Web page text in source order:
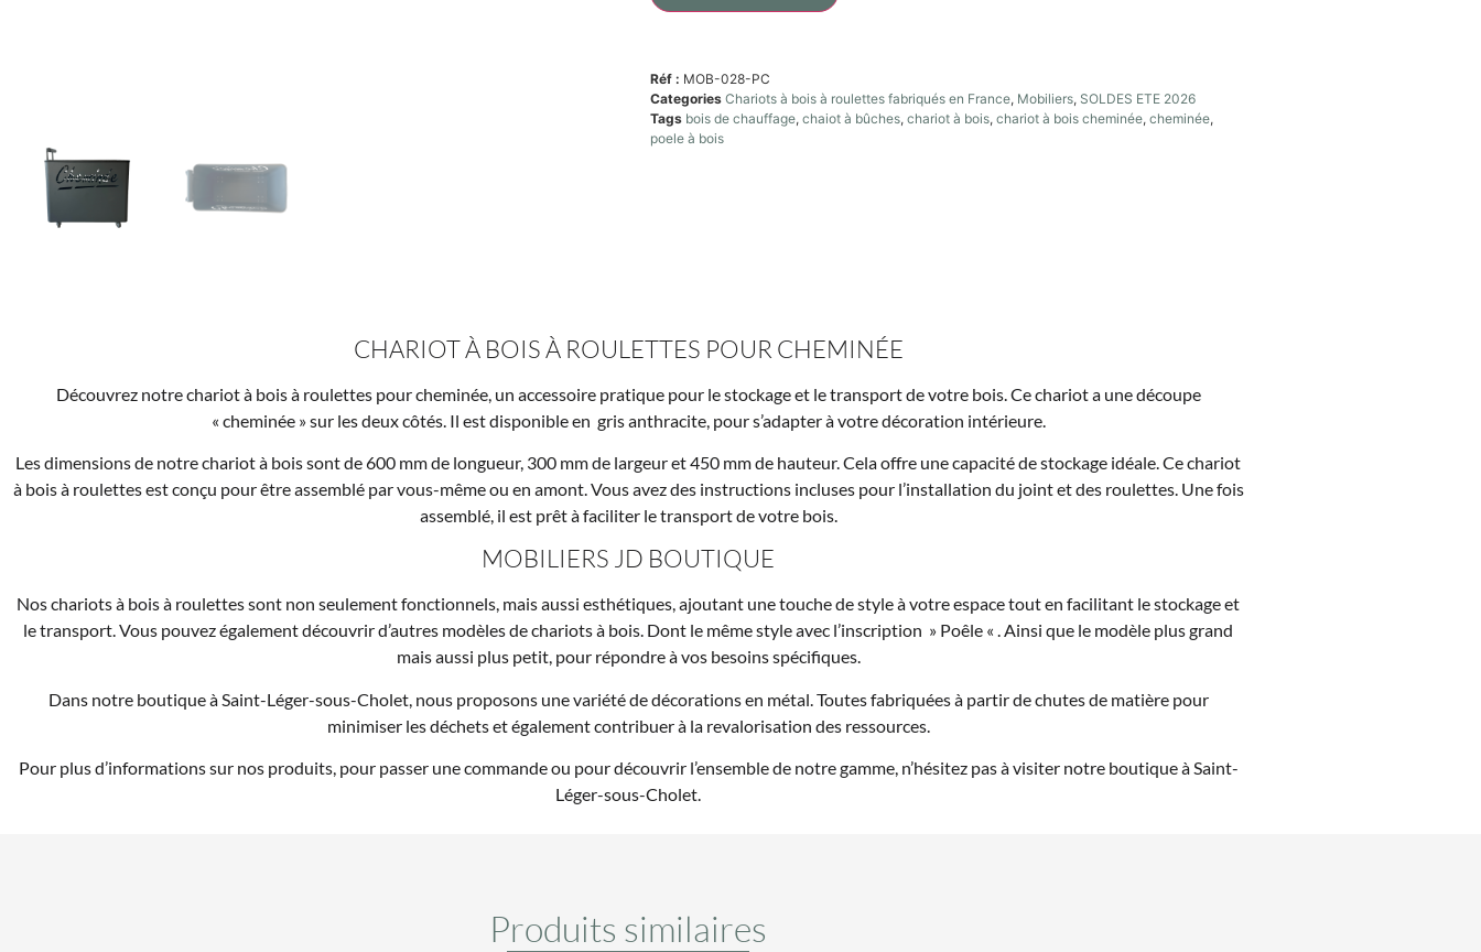
Réf : MOB-028-PC
Categories Chariots à bois à roulettes fabriqués en France, Mobiliers, SOLDES ETE 2026
Tags bois de chauffage, chaiot à bûches, chariot à bois, chariot à bois cheminée, cheminée,
poele à bois
CHARIOT À BOIS À ROULETTES POUR CHEMINÉE
Découvrez notre chariot à bois à roulettes pour cheminée, un accessoire pratique pour le stockage et le transport de votre bois. Ce chariot a une découpe
« cheminée » sur les deux côtés. Il est disponible en gris anthracite, pour s’adapter à votre décoration intérieure.
Les dimensions de notre chariot à bois sont de 600 mm de longueur, 300 mm de largeur et 450 mm de hauteur. Cela offre une capacité de stockage idéale. Ce chariot
à bois à roulettes est conçu pour être assemblé par vous-même ou en amont. Vous avez des instructions incluses pour l’installation du joint et des roulettes. Une fois
assemblé, il est prêt à faciliter le transport de votre bois.
MOBILIERS JD BOUTIQUE
Nos chariots à bois à roulettes sont non seulement fonctionnels, mais aussi esthétiques, ajoutant une touche de style à votre espace tout en facilitant le stockage et
le transport. Vous pouvez également découvrir d’autres modèles de chariots à bois. Dont le même style avec l’inscription » Poêle « . Ainsi que le modèle plus grand
mais aussi plus petit, pour répondre à vos besoins spécifiques.
Dans notre boutique à Saint-Léger-sous-Cholet, nous proposons une variété de décorations en métal. Toutes fabriquées à partir de chutes de matière pour
minimiser les déchets et également contribuer à la revalorisation des ressources.
Pour plus d’informations sur nos produits, pour passer une commande ou pour découvrir l’ensemble de notre gamme, n’hésitez pas à visiter notre boutique à Saint-
Léger-sous-Cholet.
Produits similaires